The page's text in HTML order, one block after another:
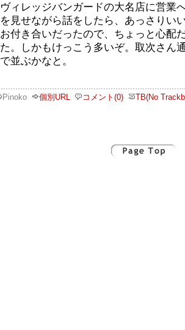
ヴィレッジバンガードの大名店に営業
を見せながら話をしたら、あっさりい
お付き合いだったので、ちょっと心配
た。しかもけっこう多いぞ。取次さん
で並ぶかなと。
Pinoko 個別URL コメント(0) TB(No